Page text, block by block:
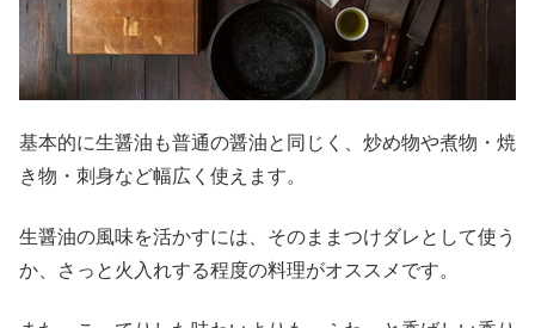
基本的に生醤油も普通の醤油と同じく、炒め物や煮物・焼
き物・刺身など幅広く使えます。
生醤油の風味を活かすには、そのままつけダレとして使う
か、さっと火入れする程度の料理がオススメです。